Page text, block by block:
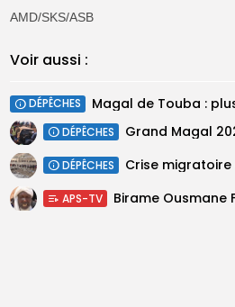
AMD/SKS/ASB
Voir aussi :
DÉPÊCHES
DÉPÊCHES
DÉPÊCHES
APS-TV